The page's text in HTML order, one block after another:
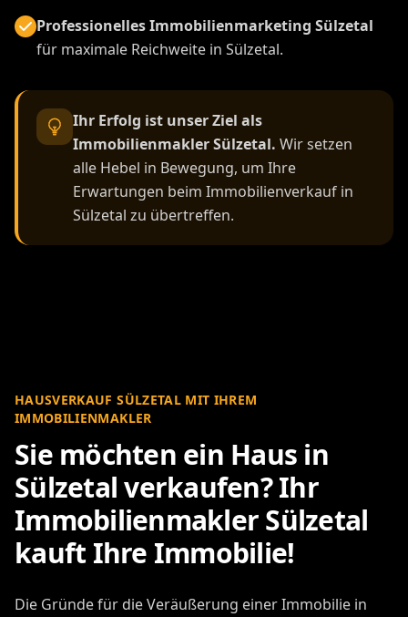
Professionelles Immobilienmarketing Sülzetal
für maximale Reichweite in Sülzetal.
Ihr Erfolg ist unser Ziel als
Immobilienmakler Sülzetal. Wir setzen
alle Hebel in Bewegung, um Ihre
Erwartungen beim Immobilienverkauf in
Sülzetal zu übertreffen.
HAUSVERKAUF SÜLZETAL MIT IHREM
IMMOBILIENMAKLER
Sie möchten ein Haus in
Sülzetal verkaufen? Ihr
Immobilienmakler Sülzetal
kauft Ihre Immobilie!
Die Gründe für die Veräußerung einer Immobilie in